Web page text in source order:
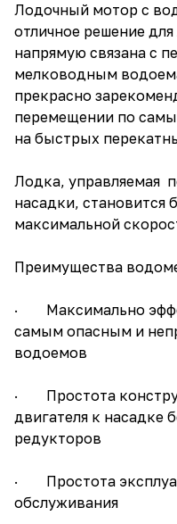
Лодочный мотор с
отличное решение
напрямую связана с
мелководным
прекрасно
перемещении по
на быстрых
Лодка, управляемая
насадки, становится
максимальной
Преимущества
· Максимально
самым опасным и
водоемов
· Простота
двигателя к насадке
редукторов
· Простота
обслуживания